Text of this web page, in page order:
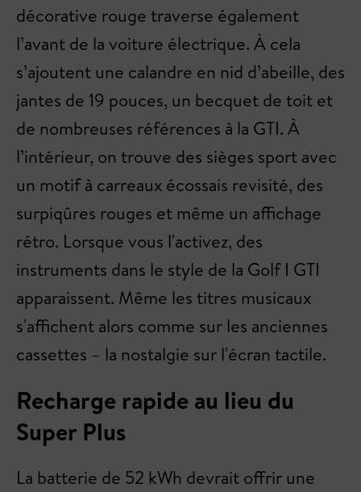
décorative rouge traverse également
l’avant de la voiture électrique. À cela
s’ajoutent une calandre en nid d’abeille, des
jantes de 19 pouces, un becquet de toit et
de nombreuses références à la GTI. À
l’intérieur, on trouve des sièges sport avec
un motif à carreaux écossais revisité, des
surpiqûres rouges et même un affichage
rétro. Lorsque vous l'activez, des
instruments dans le style de la Golf I GTI
apparaissent. Même les titres musicaux
s'affichent alors comme sur les anciennes
cassettes – la nostalgie sur l'écran tactile.
Recharge rapide au lieu du
Super Plus
La batterie de 52 kWh devrait offrir une